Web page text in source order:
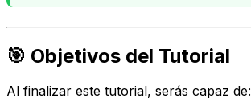
🎯 Objetivos del Tutorial
Al finalizar este tutorial, serás capaz de: